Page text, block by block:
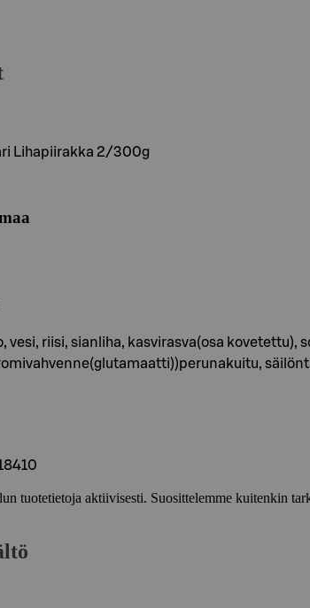
Lihapiirakka 2/300g
vesi, riisi, sianliha, kasvirasva(osa kovetettu),
tuotetietoja aktiivisesti. Suosittelemme kuitenkin